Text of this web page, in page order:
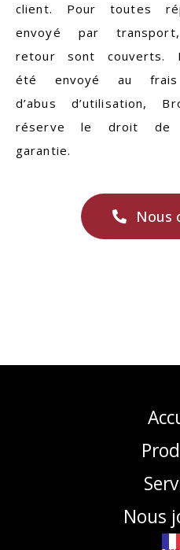
client. Pour toutes
envoyé par
retour sont couverts.
été envoyé au
d’abus d’utilisation,
réserve le droit de
garantie.
Nous
Nous